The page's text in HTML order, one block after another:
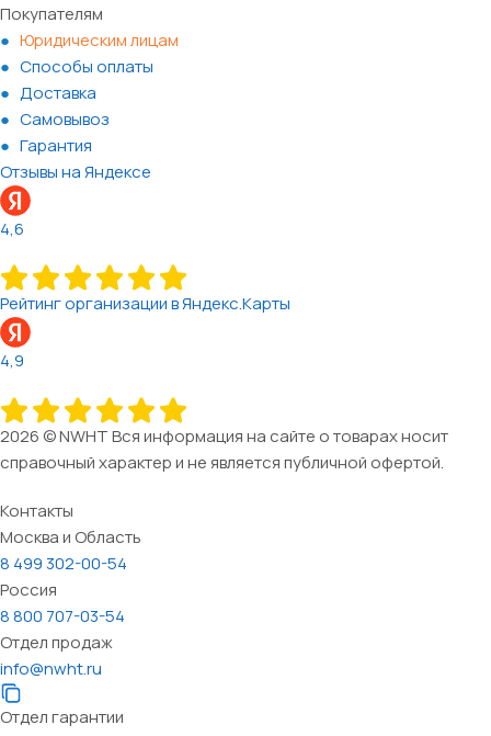
Покупателям
Юридическим лицам
Способы оплаты
Доставка
Самовывоз
Гарантия
Отзывы на Яндексе
4,6
Рейтинг организации в Яндекс.Карты
4,9
2026 © NWHT Вся информация на сайте о товарах носит
справочный характер и не является публичной офертой.
Контакты
Москва и Область
8 499 302-00-54
Россия
8 800 707-03-54
Отдел продаж
info@nwht.ru
Отдел гарантии